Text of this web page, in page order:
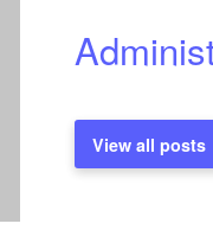
View all posts